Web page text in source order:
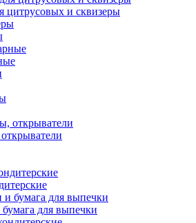
цитрусовых и сквизеры
для выпечки